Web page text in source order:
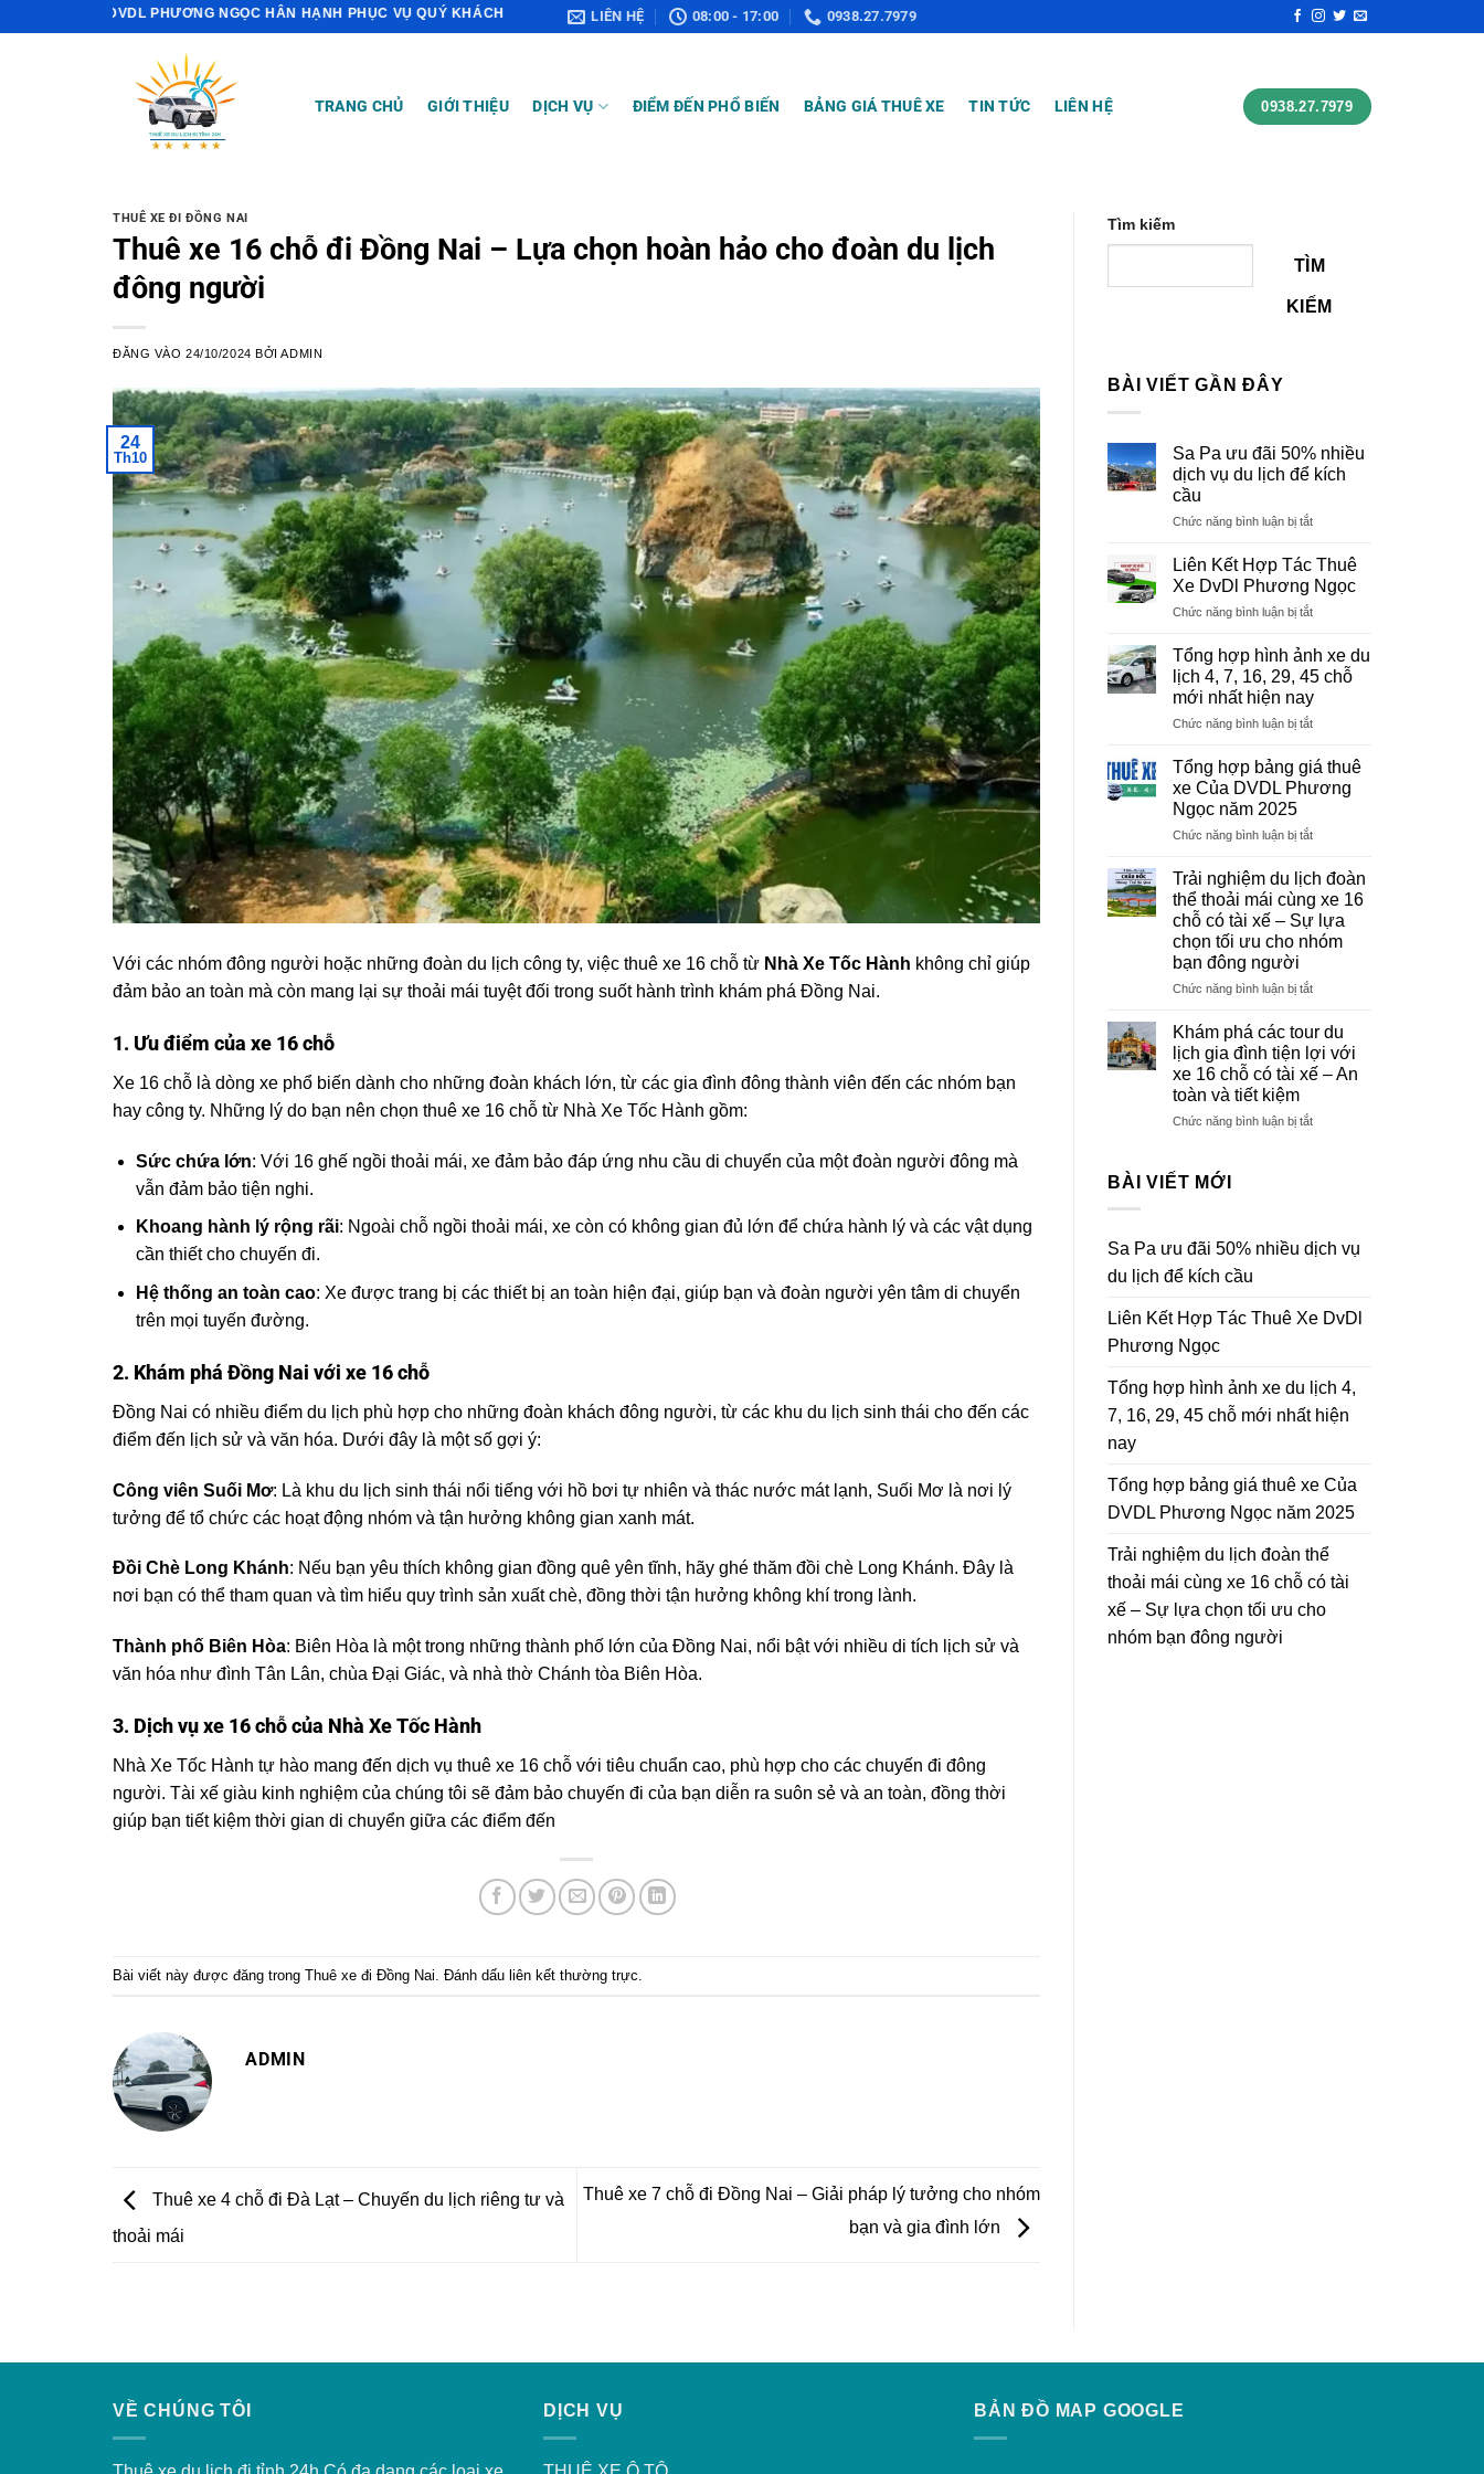
DVDL PHƯƠNG NGỌC HÂN HẠNH PHỤC VỤ QUÝ KHÁCH LIÊN HỆ 08:00 - 17:00 0938.27.7979
TRANG CHỦ GIỚI THIỆU DỊCH VỤ ĐIỂM ĐẾN PHỔ BIẾN BẢNG GIÁ THUÊ XE TIN TỨC LIÊN HỆ 0938.27.7979
THUÊ XE ĐI ĐỒNG NAI
Thuê xe 16 chỗ đi Đồng Nai – Lựa chọn hoàn hảo cho đoàn du lịch
đông người
ĐĂNG VÀO24/10/2024 BỞIADMIN
24
Th10
Với các nhóm đông người hoặc những đoàn du lịch công ty, việc thuê xe 16 chỗ từ Nhà Xe Tốc Hành không chỉ giúp
đảm bảo an toàn mà còn mang lại sự thoải mái tuyệt đối trong suốt hành trình khám phá Đồng Nai.
1. Ưu điểm của xe 16 chỗ
Xe 16 chỗ là dòng xe phổ biến dành cho những đoàn khách lớn, từ các gia đình đông thành viên đến các nhóm bạn
hay công ty. Những lý do bạn nên chọn thuê xe 16 chỗ từ Nhà Xe Tốc Hành gồm:
Sức chứa lớn: Với 16 ghế ngồi thoải mái, xe đảm bảo đáp ứng nhu cầu di chuyển của một đoàn người đông mà
vẫn đảm bảo tiện nghi.
Khoang hành lý rộng rãi: Ngoài chỗ ngồi thoải mái, xe còn có không gian đủ lớn để chứa hành lý và các vật dụng
cần thiết cho chuyến đi.
Hệ thống an toàn cao: Xe được trang bị các thiết bị an toàn hiện đại, giúp bạn và đoàn người yên tâm di chuyển
trên mọi tuyến đường.
2. Khám phá Đồng Nai với xe 16 chỗ
Đồng Nai có nhiều điểm du lịch phù hợp cho những đoàn khách đông người, từ các khu du lịch sinh thái cho đến các
điểm đến lịch sử và văn hóa. Dưới đây là một số gợi ý:
Công viên Suối Mơ: Là khu du lịch sinh thái nổi tiếng với hồ bơi tự nhiên và thác nước mát lạnh, Suối Mơ là nơi lý
tưởng để tổ chức các hoạt động nhóm và tận hưởng không gian xanh mát.
Đồi Chè Long Khánh: Nếu bạn yêu thích không gian đồng quê yên tĩnh, hãy ghé thăm đồi chè Long Khánh. Đây là
nơi bạn có thể tham quan và tìm hiểu quy trình sản xuất chè, đồng thời tận hưởng không khí trong lành.
Thành phố Biên Hòa: Biên Hòa là một trong những thành phố lớn của Đồng Nai, nổi bật với nhiều di tích lịch sử và
văn hóa như đình Tân Lân, chùa Đại Giác, và nhà thờ Chánh tòa Biên Hòa.
3. Dịch vụ xe 16 chỗ của Nhà Xe Tốc Hành
Nhà Xe Tốc Hành tự hào mang đến dịch vụ thuê xe 16 chỗ với tiêu chuẩn cao, phù hợp cho các chuyến đi đông
người. Tài xế giàu kinh nghiệm của chúng tôi sẽ đảm bảo chuyến đi của bạn diễn ra suôn sẻ và an toàn, đồng thời
giúp bạn tiết kiệm thời gian di chuyển giữa các điểm đến
Bài viết này được đăng trong Thuê xe đi Đồng Nai . Đánh dấu liên kết thường trực
ADMIN
Thuê xe 4 chỗ đi Đà Lạt – Chuyến du lịch riêng tư và
thoải mái
Thuê xe 7 chỗ đi Đồng Nai – Giải pháp lý tưởng cho nhóm
bạn và gia đình lớn
Tìm kiếm
TÌM
KIẾM
BÀI VIẾT GẦN ĐÂY
Sa Pa ưu đãi 50% nhiều
dịch vụ du lịch để kích
cầu
Chức năng bình luận bị tắtở
Pa
ưu
đãi
50%
dịch
vụ
để
cầu
Liên Kết Hợp Tác Thuê
Xe DvDl Phương Ngọc
Chức năng bình luận bị tắtở
Kết
Hợp
Tác
Xe
Phương
Tổng hợp hình ảnh xe du
lịch 4, 7, 16, 29, 45 chỗ
mới nhất hiện nay
Chức năng bình luận bị tắtở
hợp
ảnh
du
4,
16,
29,
45
mới
hiện
nay
Tổng hợp bảng giá thuê
xe Của DVDL Phương
Ngọc năm 2025
Chức năng bình luận bị tắtở
hợp
giá
thuê
xe
DVDL
năm
2025
Trải nghiệm du lịch đoàn
thể thoải mái cùng xe 16
chỗ có tài xế – Sự lựa
chọn tối ưu cho nhóm
bạn đông người
Chức năng bình luận bị tắtở
nghiệm
du
lịch
đoàn
thoải
tài
lựa
ưu
cho
nhóm
người
Khám phá các tour du
lịch gia đình tiện lợi với
xe 16 chỗ có tài xế – An
toàn và tiết kiệm
Chức năng bình luận bị tắtở
gia
với
chỗ
tài
toàn
và
kiệm
BÀI VIẾT MỚI
Sa Pa ưu đãi 50% nhiều dịch vụ
du lịch để kích cầu
Liên Kết Hợp Tác Thuê Xe DvDl
Phương Ngọc
Tổng hợp hình ảnh xe du lịch 4,
7, 16, 29, 45 chỗ mới nhất hiện
nay
Tổng hợp bảng giá thuê xe Của
DVDL Phương Ngọc năm 2025
Trải nghiệm du lịch đoàn thể
thoải mái cùng xe 16 chỗ có tài
xế – Sự lựa chọn tối ưu cho
nhóm bạn đông người
VỀ CHÚNG TÔI DỊCH VỤ BẢN ĐỒ MAP GOOGLE